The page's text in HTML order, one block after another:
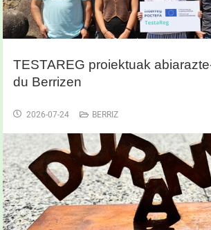
TESTAREG proiektuak
du Berrizen
2026-07-24 BERRIZ